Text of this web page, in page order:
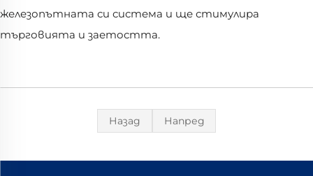
железопътната си система и ще стимулира
търговията и заетостта.
Назад Напред